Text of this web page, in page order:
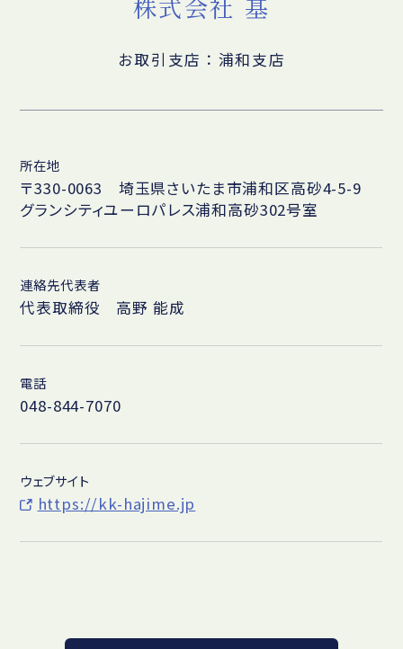
株式会社 基
お取引支店：浦和支店
所在地
〒330-0063 埼玉県さいたま市浦和区高砂4-5-9
グランシティユーロパレス浦和高砂302号室
連絡先代表者
代表取締役 高野 能成
電話
048-844-7070
ウェブサイト
https://kk-hajime.jp